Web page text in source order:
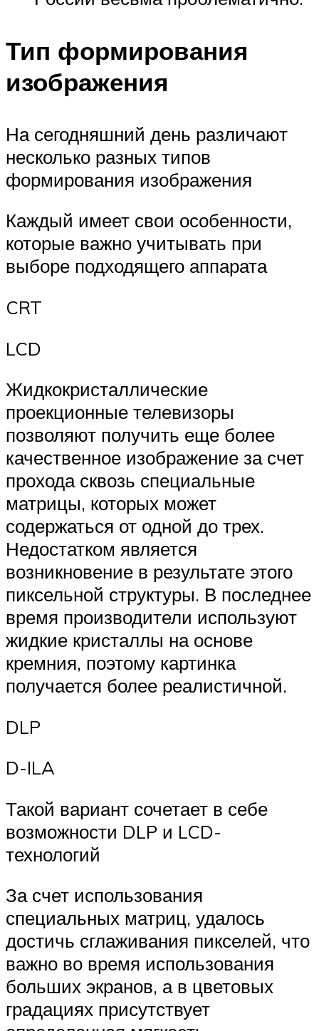
Тип формирования
изображения
На сегодняшний день различают
несколько разных типов
формирования изображения
Каждый имеет свои особенности,
которые важно учитывать при
выборе подходящего аппарата
CRT
LCD
Жидкокристаллические
проекционные телевизоры
позволяют получить еще более
качественное изображение за счет
прохода сквозь специальные
матрицы, которых может
содержаться от одной до трех.
Недостатком является
возникновение в результате этого
пиксельной структуры. В последнее
время производители используют
жидкие кристаллы на основе
кремния, поэтому картинка
получается более реалистичной.
DLP
D-ILA
Такой вариант сочетает в себе
возможности DLP и LCD-
технологий
За счет использования
специальных матриц, удалось
достичь сглаживания пикселей, что
важно во время использования
больших экранов, а в цветовых
градациях присутствует